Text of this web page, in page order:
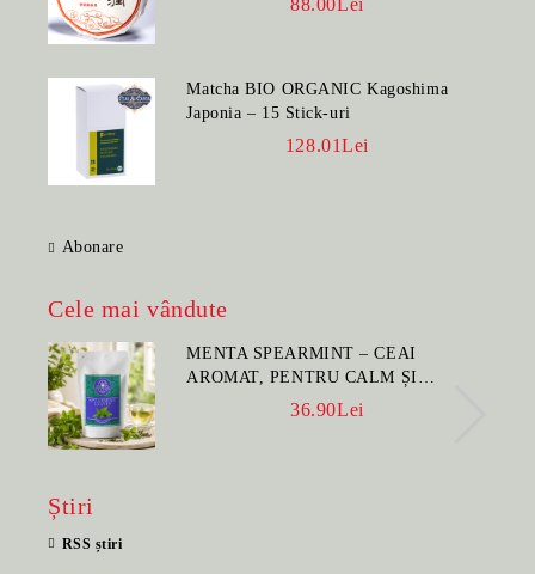
Matcha BIO ORGANIC Kagoshima
Japonia – 15 Stick-uri
128.01Lei
Abonare
Cele mai vândute
MENTA SPEARMINT – CEAI
AROMAT, PENTRU CALM ȘI
BENEFIC PENTRU SĂNĂTATE
36.90Lei
Știri
RSS știri